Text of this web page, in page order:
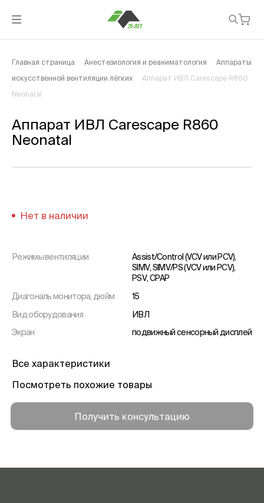
Главная страница Анестезиология и реаниматология Аппараты
искусственной вентиляции лёгких Аппарат ИВЛ Carescape R860
Neonatal
Аппарат ИВЛ Carescape R860
Neonatal
Нет в наличии
Режимы вентиляции
Assist/Control (VCV или PCV),
SIMV, SIMV/PS (VCV или PCV),
PSV, CPAP
Диагональ монитора, дюйм
15
Вид оборудования
ИВЛ
Экран
подвижный сенсорный дисплей
Все характеристики
Посмотреть похожие товары
Получить консультацию